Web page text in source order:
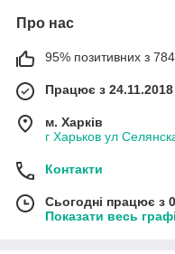
Про нас
95% позитивних з 784
Працює з 24.11.2018
м. Харків
г Харьков ул
Контакти
Сьогодні працює з
Показати весь